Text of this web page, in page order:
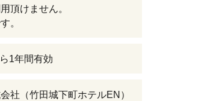
頂けません。
。
1年間有効
社（竹田城下町ホテルEN）